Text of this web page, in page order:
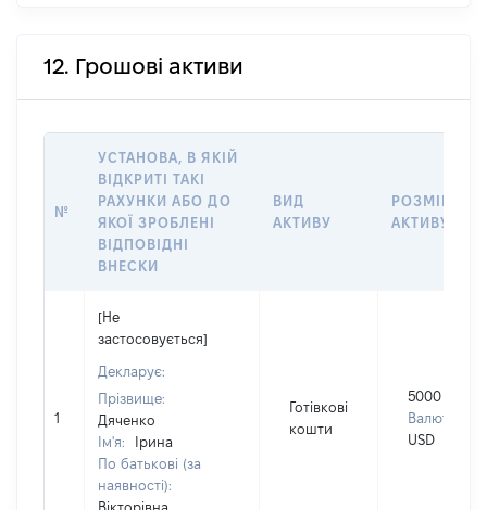
12. Грошові активи
№
УСТАНОВА, В ЯКІЙ
ВІДКРИТІ ТАКІ
РАХУНКИ АБО ДО
ЯКОЇ ЗРОБЛЕНІ
ВІДПОВІДНІ
ВНЕСКИ
ВИД
АКТИВУ
РОЗМІР
АКТИВУ
1
[Не
застосовується]
Декларує:
Прізвище:
Дяченко
Ім'я:
Ірина
По батькові (за
наявності):
Вікторівна
Готівкові
кошти
5000
Валюта:
USD